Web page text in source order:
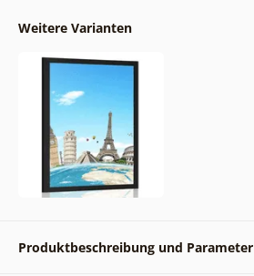
Weitere Varianten
Produktbeschreibung und Parameter